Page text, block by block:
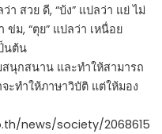
า สวย ดี, “บ้ง” แปลว่า แย่ ไม่
ข่ม, “ตุย” แปลว่า เหนื่อย
นต้น
สนุกสนาน และทำให้สามารถ
ะทำให้ภาษาวิบัติ แต่ให้มอง
news/society/2068615